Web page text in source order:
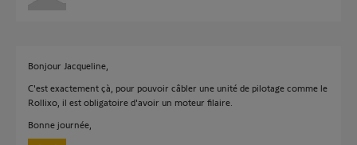
Bonjour Jacqueline,
C'est exactement çà, pour pouvoir câbler une unité de pilotage comme le
Rollixo, il est obligatoire d'avoir un moteur filaire.
Bonne journée,